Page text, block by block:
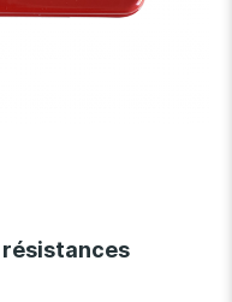
résistances